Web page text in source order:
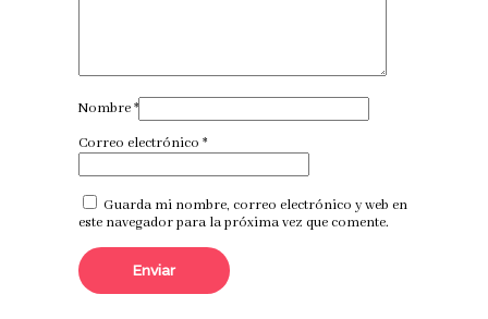
Nombre*
Correo electrónico *
Guarda mi nombre, correo electrónico y web en
este navegador para la próxima vez que comente.